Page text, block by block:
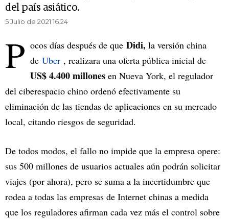
del país asiático.
5 Julio de 2021 16.24
P ocos días después de que Didi, la versión china
de Uber , realizara una oferta pública inicial de
US$ 4.400 millones en Nueva York, el regulador
del ciberespacio chino ordenó efectivamente su
eliminación de las tiendas de aplicaciones en su mercado
local, citando riesgos de seguridad.
De todos modos, el fallo no impide que la empresa opere:
sus 500 millones de usuarios actuales aún podrán solicitar
viajes (por ahora), pero se suma a la incertidumbre que
rodea a todas las empresas de Internet chinas a medida
que los reguladores afirman cada vez más el control sobre